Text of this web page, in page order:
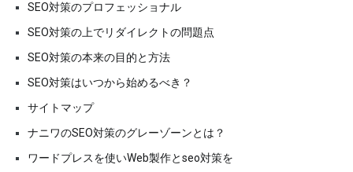
SEO対策のプロフェッショナル
SEO対策の上でリダイレクトの問題点
SEO対策の本来の目的と方法
SEO対策はいつから始めるべき？
サイトマップ
ナニワのSEO対策のグレーゾーンとは？
ワードプレスを使いWeb製作とseo対策を